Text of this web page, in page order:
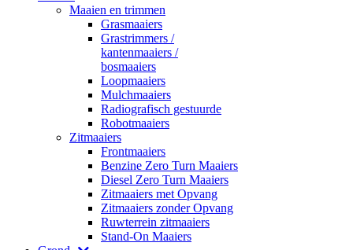
Maaien en trimmen
Grasmaaiers
Grastrimmers /
kantenmaaiers /
bosmaaiers
Loopmaaiers
Mulchmaaiers
Radiografisch gestuurde
Robotmaaiers
Zitmaaiers
Frontmaaiers
Benzine Zero Turn Maaiers
Diesel Zero Turn Maaiers
Zitmaaiers met Opvang
Zitmaaiers zonder Opvang
Ruwterrein zitmaaiers
Stand-On Maaiers